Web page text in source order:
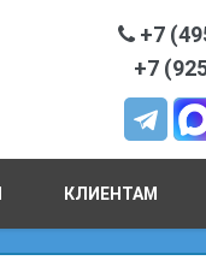
+7
+7
КЛИЕНТАМ